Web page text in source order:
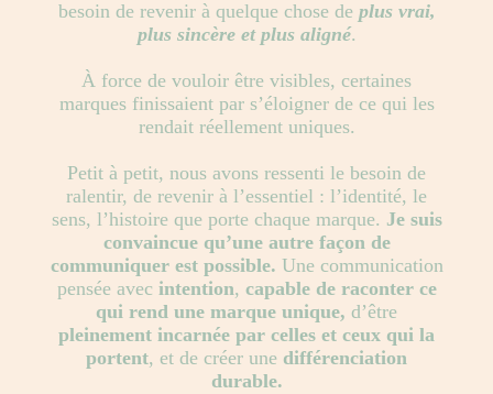
besoin de revenir à quelque chose de plus vrai,
plus sincère et plus aligné.
À force de vouloir être visibles, certaines
marques finissaient par s’éloigner de ce qui les
rendait réellement uniques.
Petit à petit, nous avons ressenti le besoin de
ralentir, de revenir à l’essentiel : l’identité, le
sens, l’histoire que porte chaque marque. Je suis
convaincue qu’une autre façon de
communiquer est possible. Une communication
pensée avec intention, capable de raconter ce
qui rend une marque unique, d’être
pleinement incarnée par celles et ceux qui la
portent, et de créer une différenciation
durable.